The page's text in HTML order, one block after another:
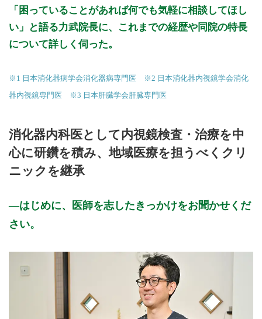
「困っていることがあれば何でも気軽に相談してほし
い」と語る力武院長に、これまでの経歴や同院の特長
について詳しく伺った。
※1 日本消化器病学会消化器病専門医 ※2 日本消化器内視鏡学会消化
器内視鏡専門医 ※3 日本肝臓学会肝臓専門医
消化器内科医として内視鏡検査・治療を中
心に研鑽を積み、地域医療を担うべくクリ
ニックを継承
はじめに、医師を志したきっかけをお聞かせくだ
さい。